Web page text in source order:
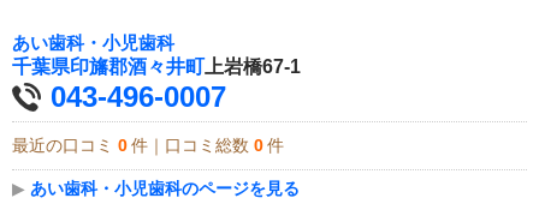
あい歯科・小児歯科
千葉県印旛郡酒々井町上岩橋67-1
043-496-0007
最近の口コミ 0 件｜口コミ総数 0 件
▶ あい歯科・小児歯科のページを見る